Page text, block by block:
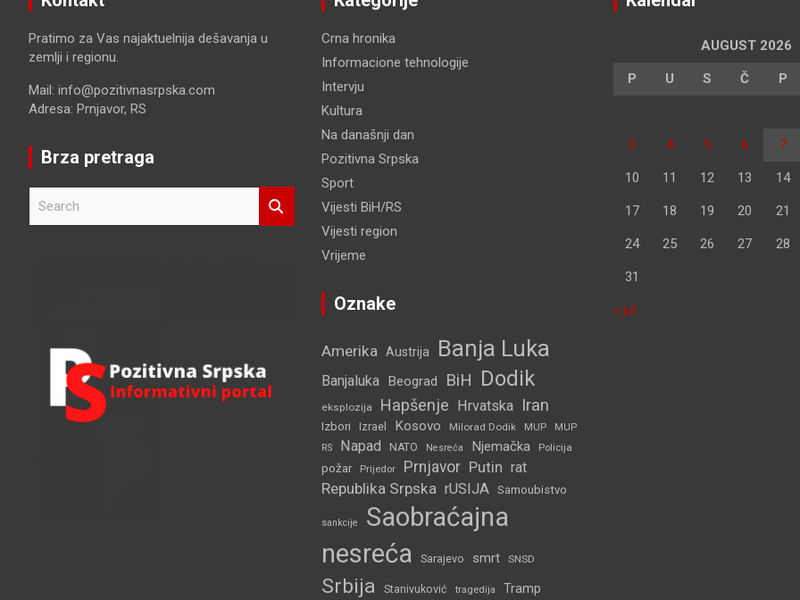
Pratimo za Vas najaktuelnija dešavanja u
zemlji i regionu.
Mail: info@pozitivnasrpska.com
Adresa: Prnjavor, RS
Brza pretraga
Crna hronika
Informacione tehnologije
Intervju
Kultura
Na današnji dan
Pozitivna Srpska
Sport
Vijesti BiH/RS
Vijesti region
Vrijeme
Oznake
Amerika Austrija Banja Luka
Banjaluka Beograd BiH Dodik
eksplozija Hapšenje Hrvatska Iran
Izbori Izrael Kosovo Milorad Dodik MUP
MUP
RS
Napad NATO Nesreća Njemačka Policija
požar Prijedor Prnjavor Putin rat
Republika Srpska rUSIJA Samoubistvo
sankcije
Saobraćajna
nesreća
Sarajevo smrt SNSD
Srbija Stanivuković tragedija Tramp
AUGUST 2026
P U S Č P
3 4 5 6 7
10 11 12 13 14
17 18 19 20 21
24 25 26 27 28
31
« jul